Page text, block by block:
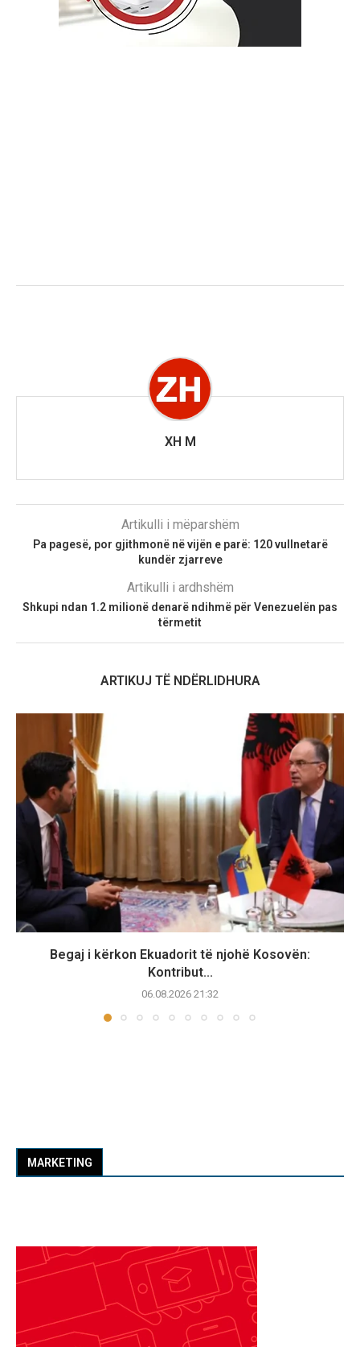
XH M
Artikulli i mëparshëm
Pa pagesë, por gjithmonë në vijën e parë: 120 vullnetarë
kundër zjarreve
Artikulli i ardhshëm
Shkupi ndan 1.2 milionë denarë ndihmë për Venezuelën pas
tërmetit
ARTIKUJ TË NDËRLIDHURA
Begaj i kërkon Ekuadorit të njohë Kosovën:
Kontribut...
06.08.2026 21:32
MARKETING